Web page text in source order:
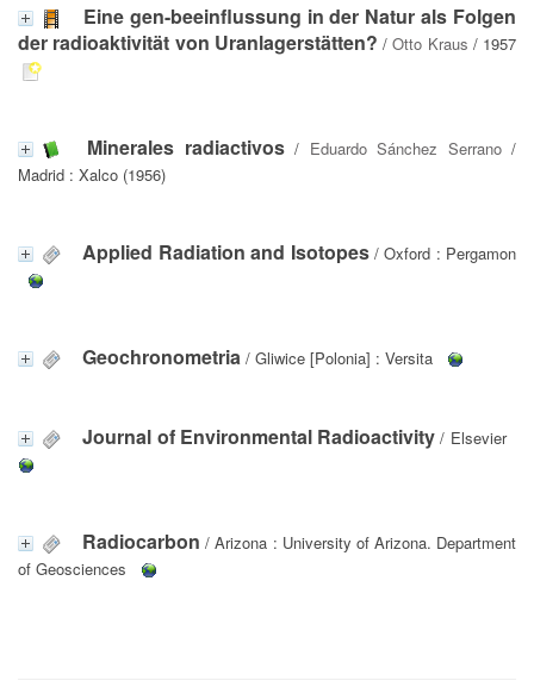
Eine gen-beeinflussung in der Natur als Folgen
der radioaktivität von Uranlagerstätten? /Otto Kraus / 1957
Minerales radiactivos/ Eduardo Sánchez Serrano/
Madrid : Xalco (1956)
Applied Radiation and Isotopes/ Oxford : Pergamon
Geochronometria / Gliwice [Polonia] : Versita
Journal of Environmental Radioactivity / Elsevier
Radiocarbon / Arizona : University of Arizona. Department
of Geosciences